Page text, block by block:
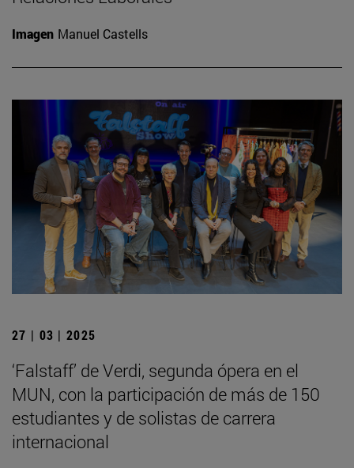
Imagen Manuel Castells
27 | 03 | 2025
‘Falstaff’ de Verdi, segunda ópera en el
MUN, con la participación de más de 150
estudiantes y de solistas de carrera
internacional